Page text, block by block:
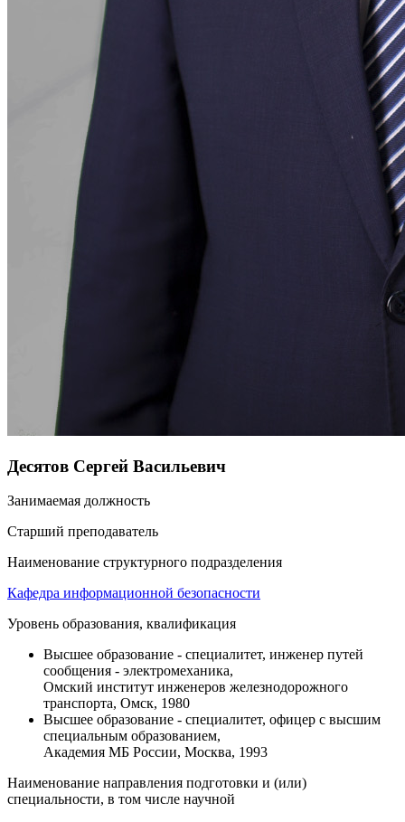
Десятов Сергей Васильевич
Занимаемая должность
Старший преподаватель
Наименование структурного подразделения
Кафедра информационной безопасности
Уровень образования, квалификация
Высшее образование - специалитет, инженер путей
сообщения - электромеханика,
Омский институт инженеров железнодорожного
транспорта, Омск, 1980
Высшее образование - специалитет, офицер с высшим
специальным образованием,
Академия МБ России, Москва, 1993
Наименование направления подготовки и (или)
специальности, в том числе научной